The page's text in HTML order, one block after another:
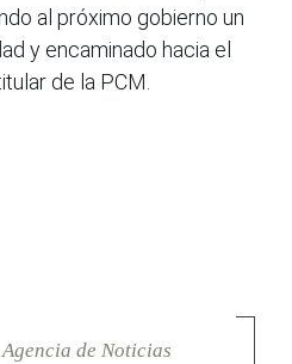
al próximo gobierno un
y encaminado hacia el
de la PCM.
de Noticias